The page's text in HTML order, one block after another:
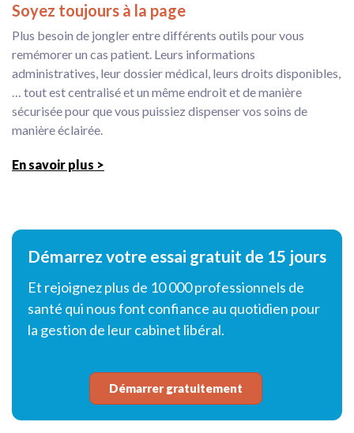
Soyez toujours à la page
Plus besoin de jongler entre différents outils pour vous
remémorer un cas patient. Leurs informations
administratives, leur dossier médical, leurs droits disponibles,
… tout est centralisé et un même endroit et de manière
sécurisée pour que vous puissiez dispenser vos soins de
manière éclairée.
En savoir plus >
Démarrez votre essai gratuit de 15 jours
Et rejoignez plus de 10 000 professionnels de
santé qui nous font confiance au quotidien pour
la gestion de leur cabinet libéral.
Démarrer gratuitement